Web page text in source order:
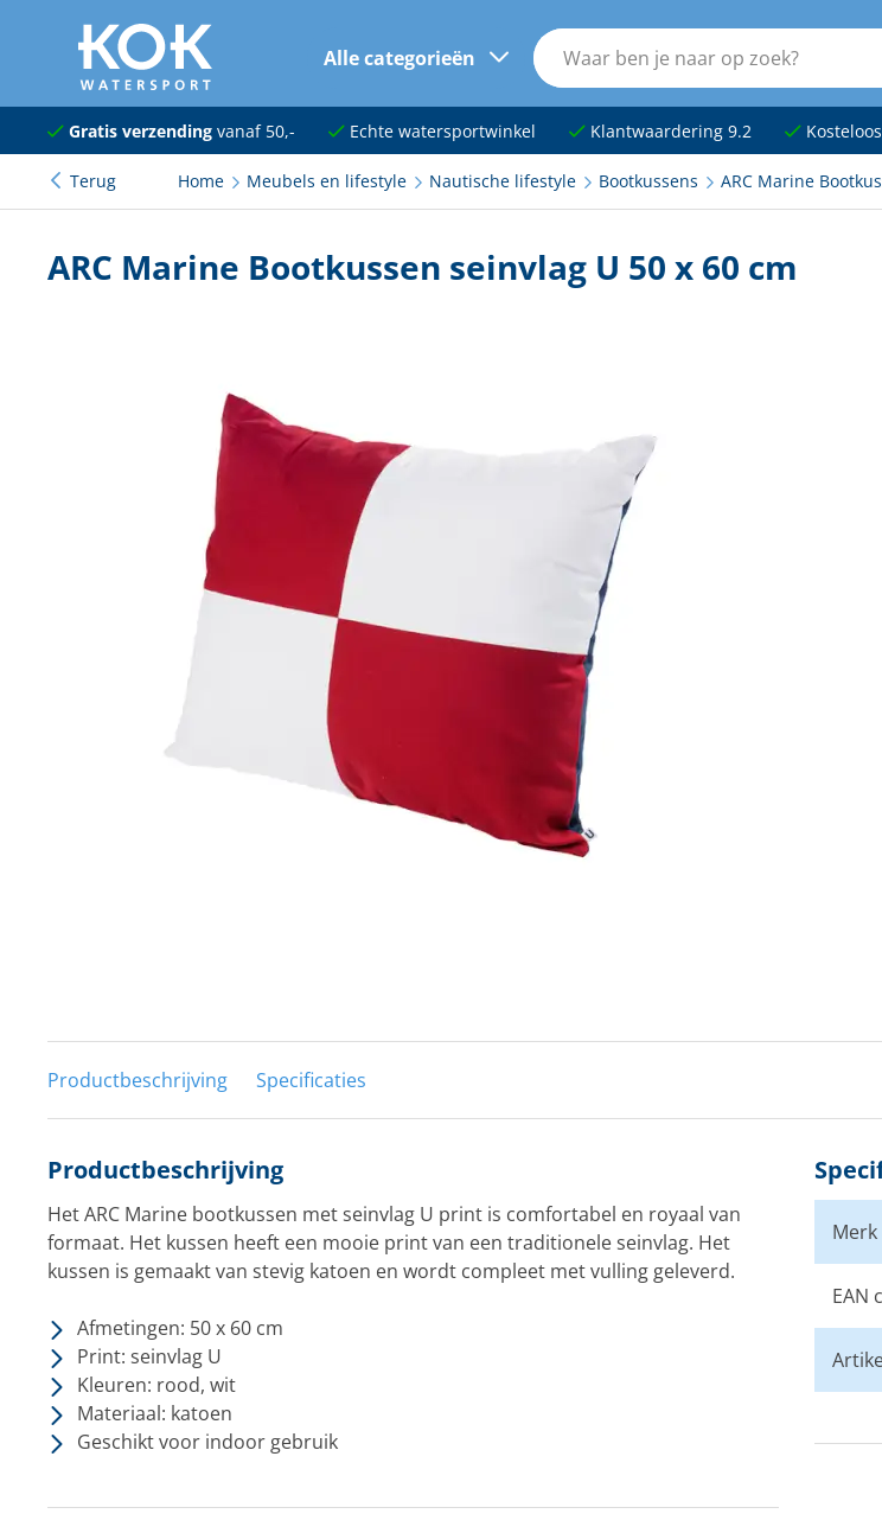
naar hoofdinhoud
Alle categorieën
Navigatie
Dekuitrusting
Kleding en schoenen
Kajuit en kombuis
Techniek en motor
Tuigage en dekbeslag
Boten, toebehoren en fun
Meubels en lifestyle
Gratis verzendingvanaf 50,- Echte watersportwinkel Klantwaardering 9.2
Terug Home Meubels en lifestyle Nautische lifestyle Bootkussens ARC Marine
ARC Marine Bootkussen seinvlag U 50 x 60 cm
Productbeschrijving Specificaties
Productbeschrijving
Het ARC Marine bootkussen met seinvlag U print is comfortabel en royaal van
formaat. Het kussen heeft een mooie print van een traditionele seinvlag. Het
kussen is gemaakt van stevig katoen en wordt compleet met vulling geleverd.
Afmetingen: 50 x 60 cm
Print: seinvlag U
Kleuren: rood, wit
Materiaal: katoen
Geschikt voor indoor gebruik
Merk
EAN